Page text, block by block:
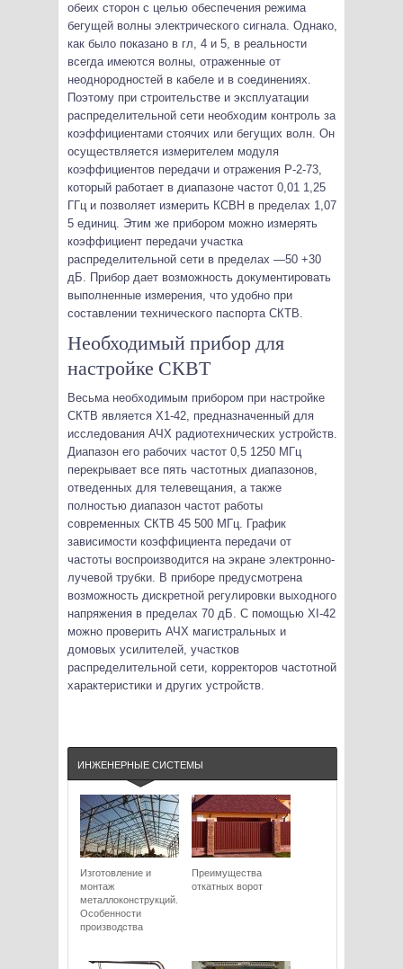
обеих сторон с целью обеспечения режима
бегущей волны электрического сигнала. Однако,
как было показано в гл, 4 и 5, в реальности
всегда имеются волны, отраженные от
неоднородностей в кабеле и в соединениях.
Поэтому при строительстве и эксплуатации
распределительной сети необходим контроль за
коэффициентами стоячих или бегущих волн. Он
осуществляется измерителем модуля
коэффициентов передачи и отражения Р-2-73,
который работает в диапазоне частот 0,01 1,25
ГГц и позволяет измерить КСВН в пределах 1,07
5 единиц. Этим же прибором можно измерять
коэффициент передачи участка
распределительной сети в пределах —50 +30
дБ. Прибор дает возможность документировать
выполненные измерения, что удобно при
составлении технического паспорта СКТВ.
Необходимый прибор для
настройке СКВТ
Весьма необходимым прибором при настройке
СКТВ является Х1-42, предназначенный для
исследования АЧХ радиотехнических устройств.
Диапазон его рабочих частот 0,5 1250 МГц
перекрывает все пять частотных диапазонов,
отведенных для телевещания, а также
полностью диапазон частот работы
современных СКТВ 45 500 МГц. График
зависимости коэффициента передачи от
частоты воспроизводится на экране электронно-
лучевой трубки. В приборе предусмотрена
возможность дискретной регулировки выходного
напряжения в пределах 70 дБ. С помощью XI-42
можно проверить АЧХ магистральных и
домовых усилителей, участков
распределительной сети, корректоров частотной
характеристики и других устройств.
ИНЖЕНЕРНЫЕ СИСТЕМЫ
Изготовление и
монтаж
металлоконструкций.
Особенности
производства
Преимущества
откатных ворот